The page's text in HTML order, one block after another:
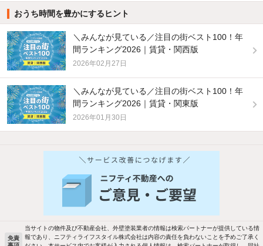
おうち時間を豊かにするヒント
＼みんなが見ている／注目の街ベスト100！年
間ランキング2026｜賃貸・関西版
2026年02月27日
＼みんなが見ている／注目の街ベスト100！年
間ランキング2026｜賃貸・関東版
2026年01月30日
免責
当サイトの物件及び不動産会社、外壁塗装業者の情報は検索パートナーが提供している情
報であり、ニフティライフスタイル株式会社は内容の責任を負わないことを予めご了承く